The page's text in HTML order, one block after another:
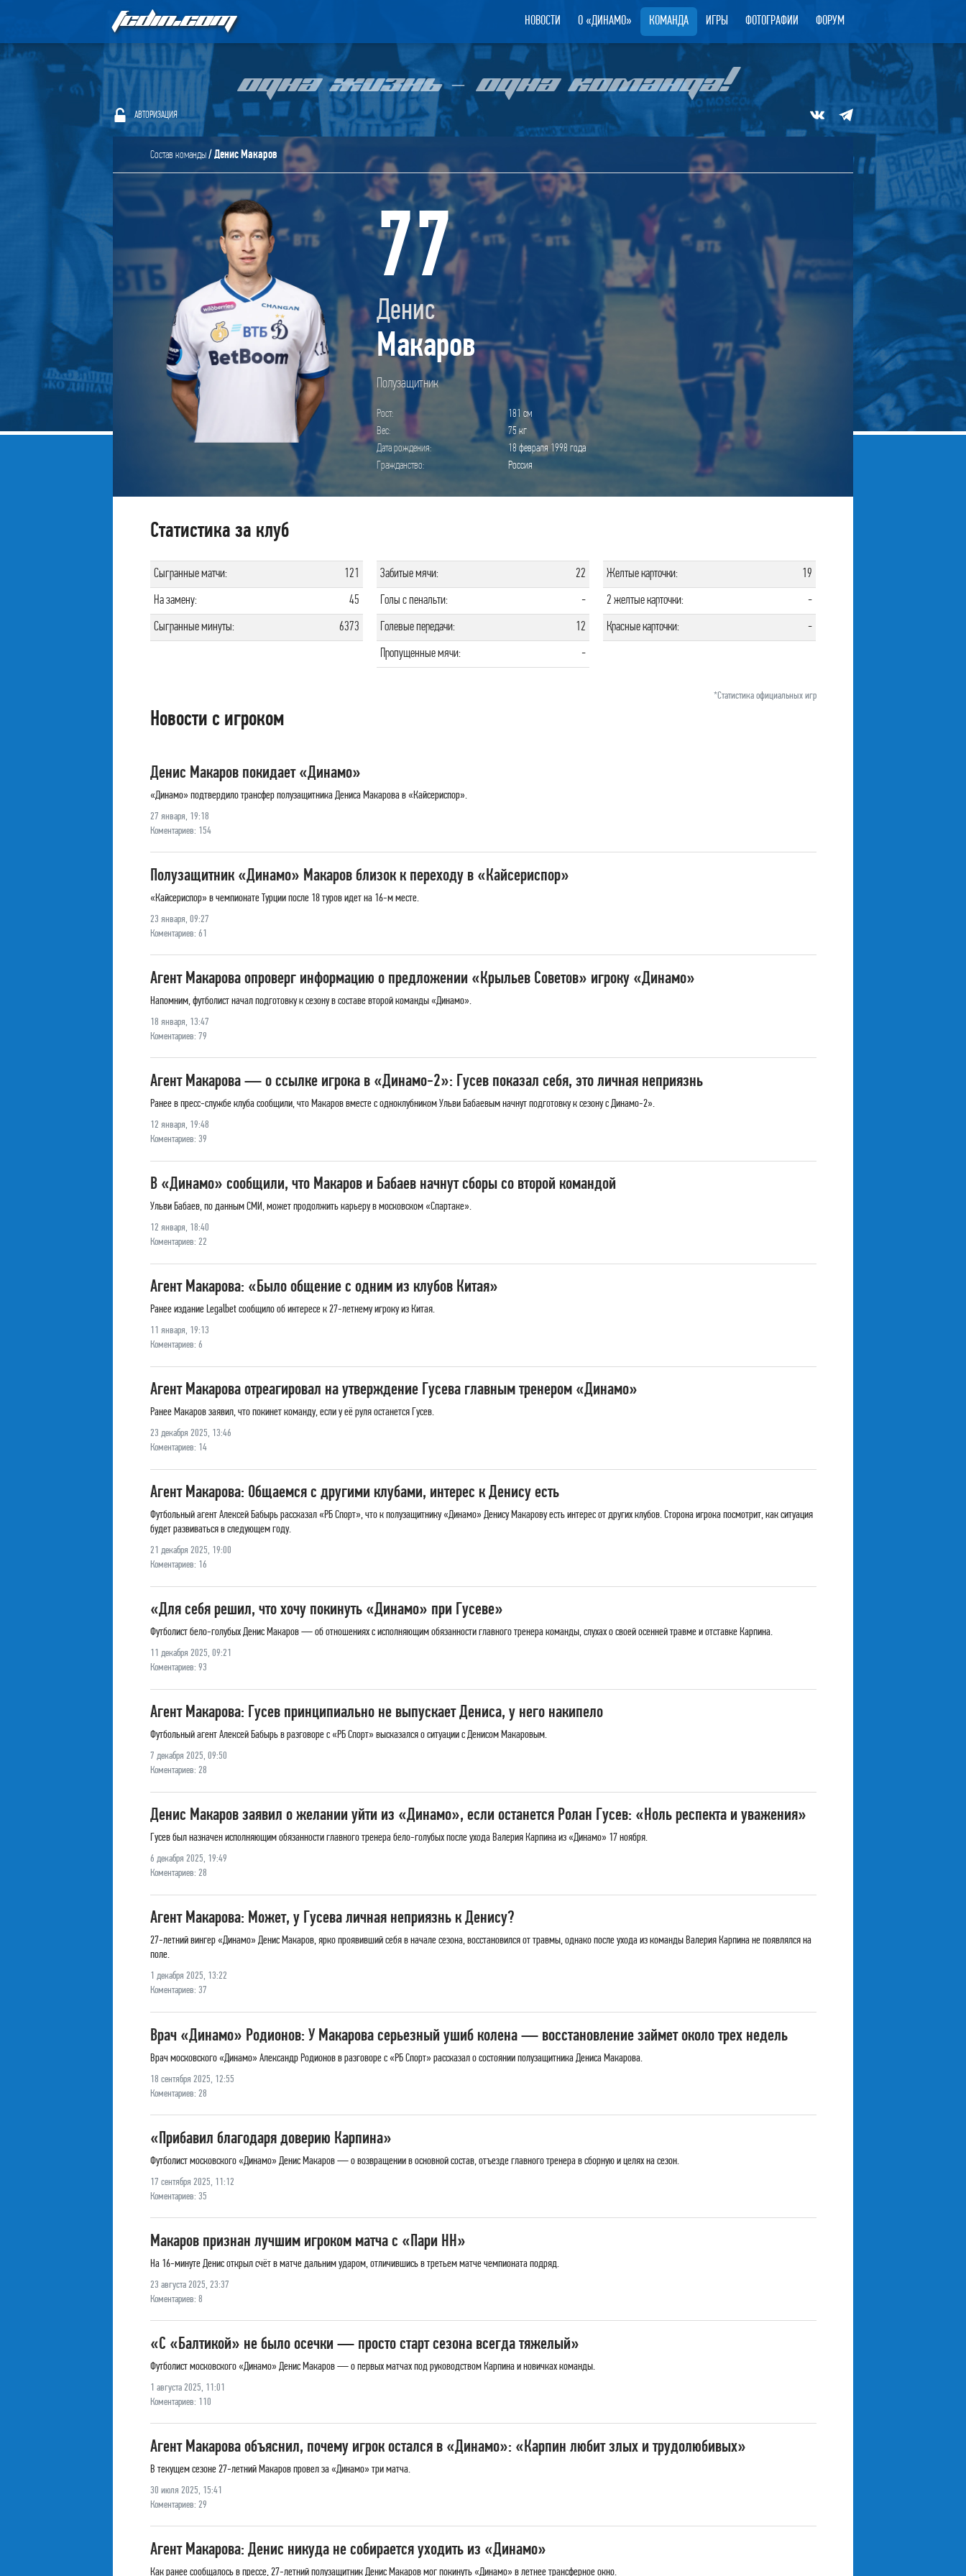
FCDIN.COM НОВОСТИ О «ДИНАМО» КОМАНДА ИГРЫ ФОТОГРАФИИ ФОРУМ
ОДНА ЖИЗНЬ – ОДНА КОМАНДА!
АВТОРИЗАЦИЯ
Состав команды / Денис Макаров
77
Денис
Макаров
Полузащитник
Рост:
181 см
Вес:
75 кг
Дата рождения:
18 февраля 1998 года
Гражданство:
Россия
Статистика за клуб
Сыгранные матчи:
121
На замену:
45
Сыгранные минуты:
6373
Забитые мячи:
22
Голы с пенальти:
-
Голевые передачи:
12
Пропущенные мячи:
-
Желтые карточки:
19
2 желтые карточки:
-
Красные карточки:
-
*Статистика официальных игр
Новости с игроком
Денис Макаров покидает «Динамо»
«Динамо» подтвердило трансфер полузащитника Дениса Макарова в «Кайсериспор».
27 января, 19:18
Коментариев: 154
Полузащитник «Динамо» Макаров близок к переходу в «Кайсериспор»
«Кайсериспор» в чемпионате Турции после 18 туров идет на 16-м месте.
23 января, 09:27
Коментариев: 61
Агент Макарова опроверг информацию о предложении «Крыльев Советов» игроку «Динамо»
Напомним, футболист начал подготовку к сезону в составе второй команды «Динамо».
18 января, 13:47
Коментариев: 79
Агент Макарова — о ссылке игрока в «Динамо-2»: Гусев показал себя, это личная неприязнь
Ранее в пресс-службе клуба сообщили, что Макаров вместе с одноклубником Ульви Бабаевым начнут подготовку к сезону с Динамо-2».
12 января, 19:48
Коментариев: 39
В «Динамо» сообщили, что Макаров и Бабаев начнут сборы со второй командой
Ульви Бабаев, по данным СМИ, может продолжить карьеру в московском «Спартаке».
12 января, 18:40
Коментариев: 22
Агент Макарова: «Было общение с одним из клубов Китая»
Ранее издание Legalbet сообщило об интересе к 27-летнему игроку из Китая.
11 января, 19:13
Коментариев: 6
Агент Макарова отреагировал на утверждение Гусева главным тренером «Динамо»
Ранее Макаров заявил, что покинет команду, если у её руля останется Гусев.
23 декабря 2025, 13:46
Коментариев: 14
Агент Макарова: Общаемся с другими клубами, интерес к Денису есть
Футбольный агент Алексей Бабырь рассказал «РБ Спорт», что к полузащитнику «Динамо» Денису Макарову есть интерес от других клубов. Сторона игрока посмотрит, как ситуация
будет развиваться в следующем году.
21 декабря 2025, 19:00
Коментариев: 16
«Для себя решил, что хочу покинуть «Динамо» при Гусеве»
Футболист бело-голубых Денис Макаров — об отношениях с исполняющим обязанности главного тренера команды, слухах о своей осенней травме и отставке Карпина.
11 декабря 2025, 09:21
Коментариев: 93
Агент Макарова: Гусев принципиально не выпускает Дениса, у него накипело
Футбольный агент Алексей Бабырь в разговоре с «РБ Спорт» высказался о ситуации с Денисом Макаровым.
7 декабря 2025, 09:50
Коментариев: 28
Денис Макаров заявил о желании уйти из «Динамо», если останется Ролан Гусев: «Ноль респекта и уважения»
Гусев был назначен исполняющим обязанности главного тренера бело-голубых после ухода Валерия Карпина из «Динамо» 17 ноября.
6 декабря 2025, 19:49
Коментариев: 28
Агент Макарова: Может, у Гусева личная неприязнь к Денису?
27-летний вингер «Динамо» Денис Макаров, ярко проявивший себя в начале сезона, восстановился от травмы, однако после ухода из команды Валерия Карпина не появлялся на
поле.
1 декабря 2025, 13:22
Коментариев: 37
Врач «Динамо» Родионов: У Макарова серьезный ушиб колена — восстановление займет около трех недель
Врач московского «Динамо» Александр Родионов в разговоре с «РБ Спорт» рассказал о состоянии полузащитника Дениса Макарова.
18 сентября 2025, 12:55
Коментариев: 28
«Прибавил благодаря доверию Карпина»
Футболист московского «Динамо» Денис Макаров — о возвращении в основной состав, отъезде главного тренера в сборную и целях на сезон.
17 сентября 2025, 11:12
Коментариев: 35
Макаров признан лучшим игроком матча с «Пари НН»
На 16-минуте Денис открыл счёт в матче дальним ударом, отличившись в третьем матче чемпионата подряд.
23 августа 2025, 23:37
Коментариев: 8
«С «Балтикой» не было осечки — просто старт сезона всегда тяжелый»
Футболист московского «Динамо» Денис Макаров — о первых матчах под руководством Карпина и новичках команды.
1 августа 2025, 11:01
Коментариев: 110
Агент Макарова объяснил, почему игрок остался в «Динамо»: «Карпин любит злых и трудолюбивых»
В текущем сезоне 27-летний Макаров провел за «Динамо» три матча.
30 июля 2025, 15:41
Коментариев: 29
Агент Макарова: Денис никуда не собирается уходить из «Динамо»
Как ранее сообщалось в прессе, 27-летний полузащитник Денис Макаров мог покинуть «Динамо» в летнее трансферное окно.